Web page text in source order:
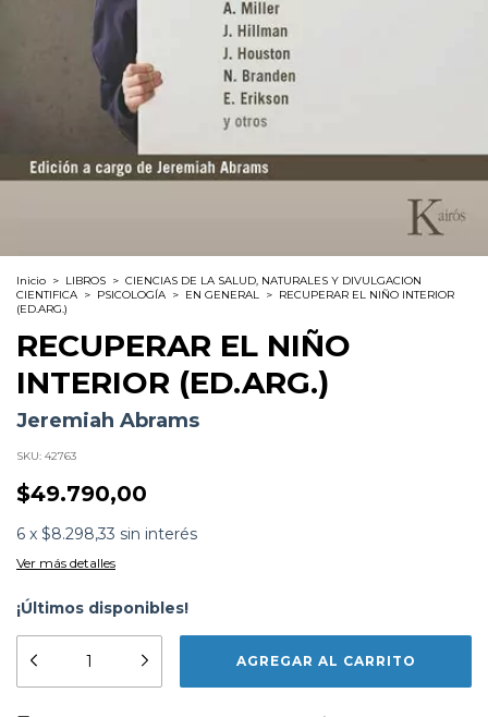
Inicio > LIBROS > CIENCIAS DE LA SALUD, NATURALES Y DIVULGACION
CIENTIFICA > PSICOLOGÍA > EN GENERAL > RECUPERAR EL NIÑO INTERIOR
(ED.ARG.)
RECUPERAR EL NIÑO
INTERIOR (ED.ARG.)
Jeremiah Abrams
SKU: 42763
$49.790,00
6 x $8.298,33 sin interés
Ver más detalles
¡Últimos disponibles!
Formato:
Editorial:
Kairos
Idioma:Español